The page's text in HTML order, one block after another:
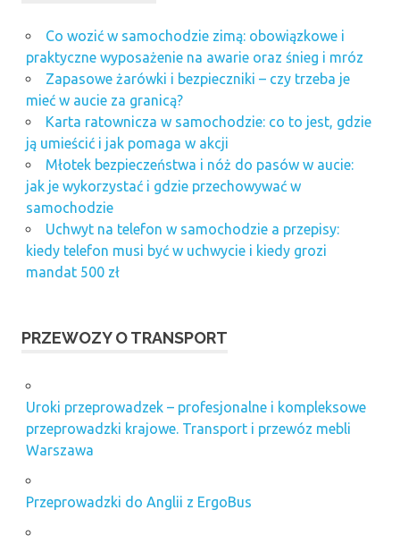
Co wozić w samochodzie zimą: obowiązkowe i
praktyczne wyposażenie na awarie oraz śnieg i mróz
Zapasowe żarówki i bezpieczniki – czy trzeba je
mieć w aucie za granicą?
Karta ratownicza w samochodzie: co to jest, gdzie
ją umieścić i jak pomaga w akcji
Młotek bezpieczeństwa i nóż do pasów w aucie:
jak je wykorzystać i gdzie przechowywać w
samochodzie
Uchwyt na telefon w samochodzie a przepisy:
kiedy telefon musi być w uchwycie i kiedy grozi
mandat 500 zł
PRZEWOZY O TRANSPORT
Uroki przeprowadzek – profesjonalne i kompleksowe
przeprowadzki krajowe. Transport i przewóz mebli
Warszawa
Przeprowadzki do Anglii z ErgoBus